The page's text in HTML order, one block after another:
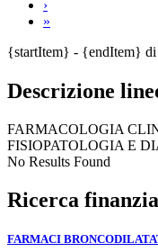
›
»
{startItem} - {endItem}
Descrizione
FARMACOLOGIA
FISIOPATOLOGIA E
No Results Found
Ricerca
FARMACI